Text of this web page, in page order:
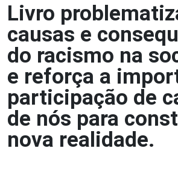
Livro
causas e
do racismo na
e reforça a
participação de
de nós para
nova realidade.